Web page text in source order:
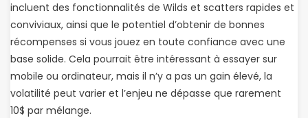
incluent des fonctionnalités de Wilds et scatters rapides et
conviviaux, ainsi que le potentiel d’obtenir de bonnes
récompenses si vous jouez en toute confiance avec une
base solide. Cela pourrait être intéressant à essayer sur
mobile ou ordinateur, mais il n’y a pas un gain élevé, la
volatilité peut varier et l’enjeu ne dépasse que rarement
10$ par mélange.